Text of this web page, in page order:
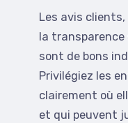
Les avis
la transparence
sont de bons
Privilégiez les
clairement où
et qui peuvent